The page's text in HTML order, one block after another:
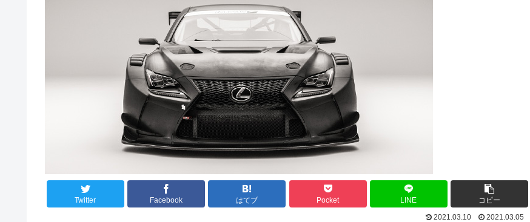
Twitter Facebook はてブ Pocket LINE
コピー
2021.03.10
2021.03.05